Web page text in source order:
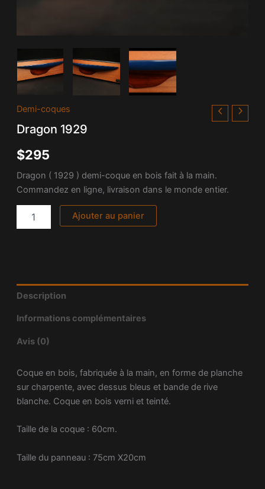
Demi-coques
Dragon 1929
$295
Dragon ( 1929 ) demi-coque en bois fait à la main.
Commandez en ligne, livraison dans le monde entier.
quantité
Dragon
Ajouter au panier
Description
Informations complémentaires
Avis (0)
Coque en bois, fabriquée à la main, en forme de planche
sur charpente, avec dessus bleus et bande de rive
blanche. Coque en bois verni et teinté.
Taille de la coque : 60cm.
Taille du panneau : 75cm X20cm